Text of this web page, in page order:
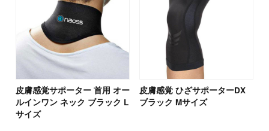
皮膚感覚サポーター 首用 オー
ルインワン ネック ブラック L
サイズ
皮膚感覚 ひざサポーターDX
ブラック Mサイズ